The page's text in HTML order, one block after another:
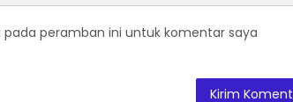
peramban ini untuk komentar saya